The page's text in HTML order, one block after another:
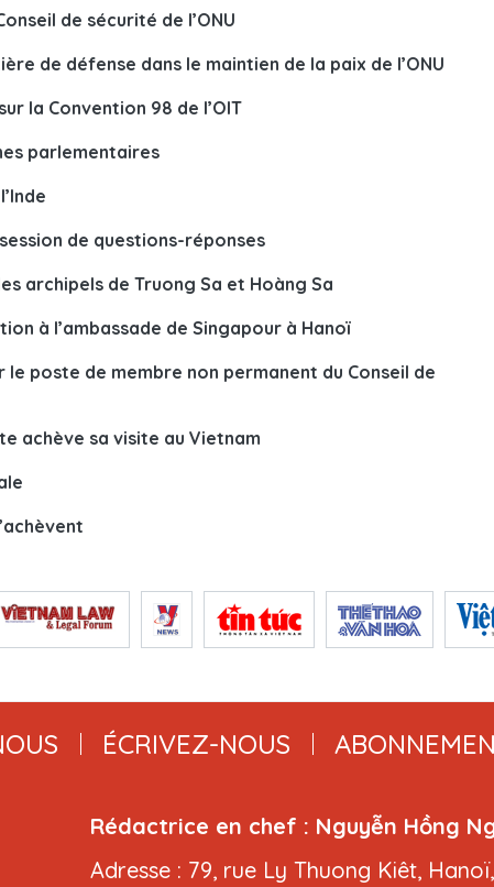
de sécurité de l’ONU
de défense dans le maintien de la paix de l’ONU
la Convention 98 de l’OIT
parlementaires
de questions-réponses
archipels de Truong Sa et Hoàng Sa
à l’ambassade de Singapour à Hanoï
poste de membre non permanent du Conseil de
achève sa visite au Vietnam
ÉCRIVEZ-NOUS
Rédactrice en chef : Nguyễn Hồng
Adresse : 79, rue Ly Thuong Kiêt,